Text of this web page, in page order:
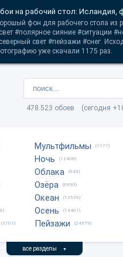
на рабочий стол: Исландия,
фон для рабочего стола из
#полярное сияние #ситуации
свет #пейзажи #снег.
уже скачали 1175 раз.
478.523 обоев (сегодня
(3701)
Мультфильмы (1177)
Ночь (12408)
Облака (945)
Озёра (6990)
Океан (13539)
Осень (14461)
Пейзажи (24579)
все разделы ▼